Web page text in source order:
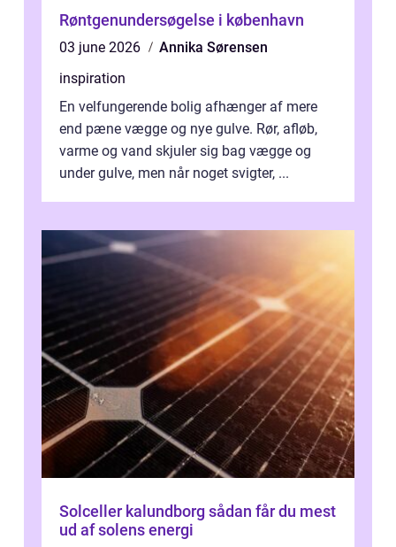
Røntgenundersøgelse i københavn
03 june 2026
Annika Sørensen
inspiration
En velfungerende bolig afhænger af mere
end pæne vægge og nye gulve. Rør, afløb,
varme og vand skjuler sig bag vægge og
under gulve, men når noget svigter, ...
Solceller kalundborg sådan får du mest
ud af solens energi